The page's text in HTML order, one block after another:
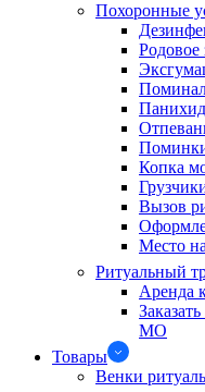
Похоронные
Родовое
Копка
Вызов
Место
Ритуальный
Аренда
МО
Товары
Венки